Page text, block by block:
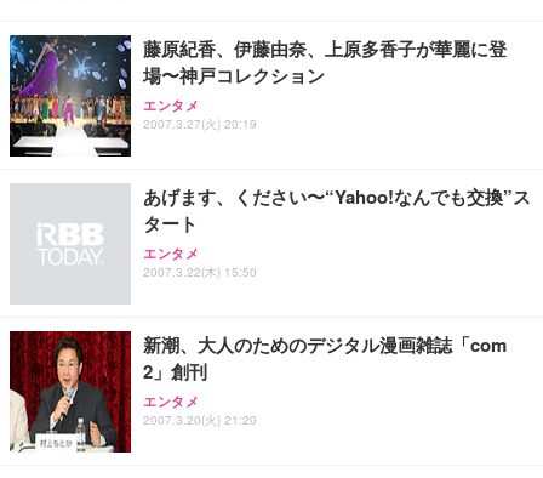
レスト 3Dヘッドレスト ハンガー付き 高反発クッシ
ョン PCチェア 通気性メッシュ ゲーミング/勉強/事
務用 おしゃれ パソコンチェア (ブラック)
￥7,680
Sezlife オフィスチェア デスクチェア 疲れない テレ
レスト 3Dヘッドレスト ハンガー付き 高反発クッシ
ョン PCチェア 通気性メッシュ ゲーミング/勉強/事
務用 おしゃれ パソコンチェア (ホワイト)
￥7,680
ANDWINT オフィスチェア デスクチェア 肘なし メ
ト 幅52×奥行58.5×高さ84～96cm テレワーク 在宅
勤務 ブラック
￥4,139
￥49,979
【整備済み品】Dell E2724HS 27インチ 液晶モニタ
応 ComfortView ビジネス向け
￥15,800
【MiniLED/24.5inch/280Hz/FHD】GRAPHT THE S
像低減 (3年保証 | 輝点保証 | 日本メーカー)
￥34,980
￥1,800
Smart Basic(スマートベーシック) 【Amazon.co.jp
￥3,670
アイリスオーヤマ ペットシーツ 超厚型 お徳用 レギ
￥3,731
藤原紀香、伊藤由奈、上原多香子が華麗に登
場〜神戸コレクション
エンタメ
2007.3.27(火) 20:19
あげます、ください〜“Yahoo!なんでも交換”ス
タート
エンタメ
2007.3.22(木) 15:50
新潮、大人のためのデジタル漫画雑誌「com
2」創刊
エンタメ
2007.3.20(火) 21:20